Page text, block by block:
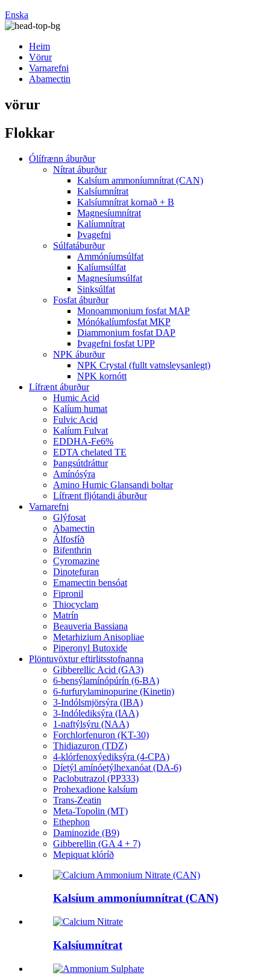
Enska
Heim
Vörur
Varnarefni
Abamectin
vörur
Flokkar
Ólífrænn áburður
Nítrat áburður
Kalsíum ammoníumnítrat (CAN)
Kalsíumnítrat
Kalsíumnítrat kornað + B
Magnesíumnítrat
Kalíumnítrat
Þvagefni
Súlfatáburður
Ammóníumsúlfat
Kalíumsúlfat
Magnesíumsúlfat
Sinksúlfat
Fosfat áburður
Monoammonium fosfat MAP
Mónókalíumfosfat MKP
Diammonium fosfat DAP
Þvagefni fosfat UPP
NPK áburður
NPK Crystal (fullt vatnsleysanlegt)
NPK kornótt
Lífrænt áburður
Humic Acid
Kalíum humat
Fulvic Acid
Kalíum Fulvat
EDDHA-Fe6%
EDTA chelated TE
Þangsútdráttur
Amínósýra
Amino Humic Glansandi boltar
Lífrænt fljótandi áburður
Varnarefni
Glýfosat
Abamectin
Álfosfíð
Bifenthrin
Cyromazine
Dinotefuran
Emamectin bensóat
Fipronil
Thiocyclam
Matrín
Beauveria Bassiana
Metarhizium Anisopliae
Piperonyl Butoxide
Plöntuvöxtur eftirlitsstofnanna
Gibberellic Acid (GA3)
6-bensýlamínópúrín (6-BA)
6-furfurylaminopurine (Kinetin)
3-Indólsmjörsýra (IBA)
3-Indólediksýra (IAA)
1-naftýlsýru (NAA)
Forchlorfenuron (KT-30)
Thidiazuron (TDZ)
4-klórfenoxýediksýra (4-CPA)
Díetýl amínóetýlhexanóat (DA-6)
Paclobutrazol (PP333)
Prohexadione kalsíum
Trans-Zeatin
Meta-Topolin (MT)
Ethephon
Daminozide (B9)
Gibberellin (GA 4 + 7)
Mepiquat klóríð
Kalsíum ammoníumnítrat (CAN)
Kalsíumnítrat